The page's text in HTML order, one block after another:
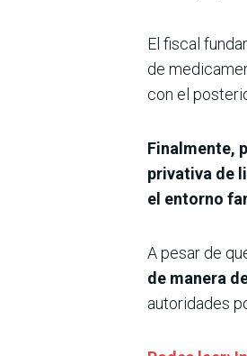
El fiscal
de
con el
Finalmente,
privativa de
el entorno
A pesar de
de manera
autoridades